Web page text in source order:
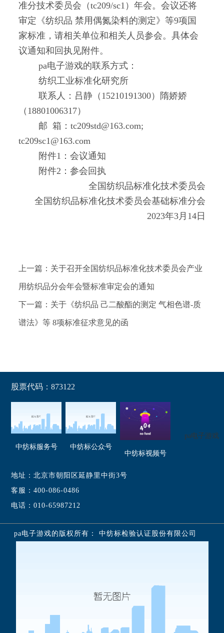
准分技术委员会（tc209/sc1）年会。会议还将
审定《纺织品 禁用偶氮染料的测定》等9项国
家标准，请相关单位和相关人员参会。具体会
议通知和回执见附件。
pa电子游戏的联系方式：
纺织工业标准化研究所
联系人：吕静（15210191300）隋娇娇
（18801006317）
邮 箱：tc209std@163.com;
tc209sc1@163.com
附件1：会议通知
附件2：参会回执
全国纺织品标准化技术委员会
全国纺织品标准化技术委员会基础标准分会
2023年3月14日
上一篇：关于召开全国纺织品标准化技术委员会产业
用纺织品分会年会暨标准审定会的通知
下一篇：关于《纺织品 己二酸酯的测定 气相色谱-质
谱法》等 8项标准征求意见的函
pa电子游戏
股票代码：873122
中纺标服务号
中纺标公众号
中纺标视频号
地址：北京市朝阳区延静里中街3号
客服：400-086-0486
电话：010-65987212
pa电子游戏的版权所有： 中纺标检验认证股份有限公司